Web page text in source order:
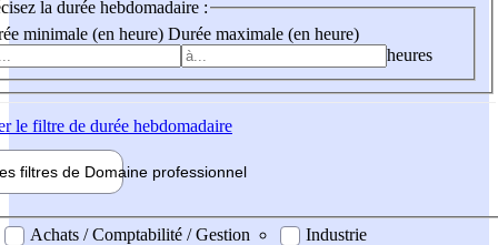
la durée hebdomadaire :
minimale (en heure) Durée maximale (en heure)
heures
le filtre de durée hebdomadaire
filtres de Domaine professionnel
professionel
Achats / Comptabilité / Gestion
Industrie